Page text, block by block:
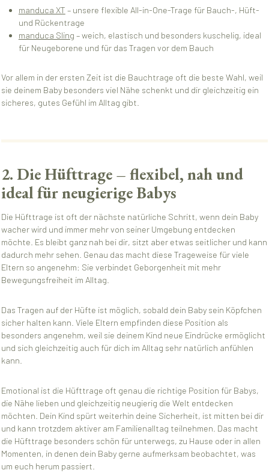
manduca XT – unsere flexible All-in-One-Trage für Bauch-, Hüft-
und Rückentrage
manduca Sling – weich, elastisch und besonders kuschelig, ideal
für Neugeborene und für das Tragen vor dem Bauch
Vor allem in der ersten Zeit ist die Bauchtrage oft die beste Wahl, weil
sie deinem Baby besonders viel Nähe schenkt und dir gleichzeitig ein
sicheres, gutes Gefühl im Alltag gibt.
2. Die Hüfttrage – flexibel, nah und
ideal für neugierige Babys
Die Hüfttrage ist oft der nächste natürliche Schritt, wenn dein Baby
wacher wird und immer mehr von seiner Umgebung entdecken
möchte. Es bleibt ganz nah bei dir, sitzt aber etwas seitlicher und kann
dadurch mehr sehen. Genau das macht diese Trageweise für viele
Eltern so angenehm: Sie verbindet Geborgenheit mit mehr
Bewegungsfreiheit im Alltag.
Das Tragen auf der Hüfte ist möglich, sobald dein Baby sein Köpfchen
sicher halten kann. Viele Eltern empfinden diese Position als
besonders angenehm, weil sie deinem Kind neue Eindrücke ermöglicht
und sich gleichzeitig auch für dich im Alltag sehr natürlich anfühlen
kann.
Emotional ist die Hüfttrage oft genau die richtige Position für Babys,
die Nähe lieben und gleichzeitig neugierig die Welt entdecken
möchten. Dein Kind spürt weiterhin deine Sicherheit, ist mitten bei dir
und kann trotzdem aktiver am Familienalltag teilnehmen. Das macht
die Hüfttrage besonders schön für unterwegs, zu Hause oder in allen
Momenten, in denen dein Baby gerne aufmerksam beobachtet, was
um euch herum passiert.